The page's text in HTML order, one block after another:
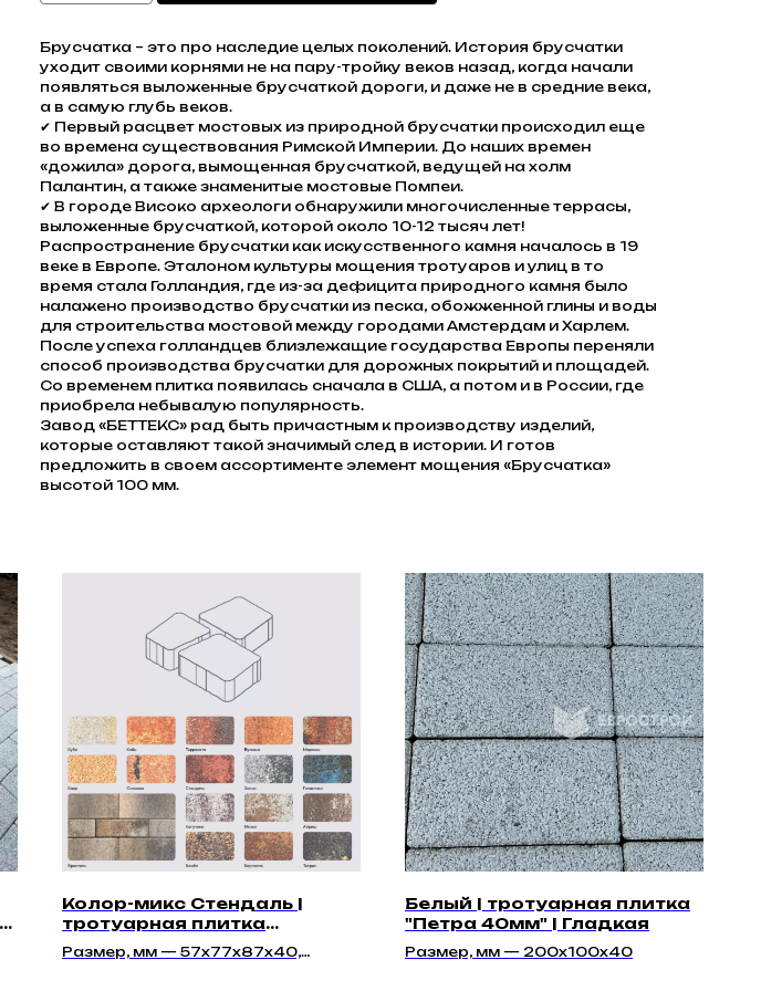
Брусчатка – это про наследие целых поколений. История брусчатки
уходит своими корнями не на пару-тройку веков назад, когда начали
появляться выложенные брусчаткой дороги, и даже не в средние века,
а в самую глубь веков.
✔ Первый расцвет мостовых из природной брусчатки происходил еще
во времена существования Римской Империи. До наших времен
«дожила» дорога, вымощенная брусчаткой, ведущей на холм
Палантин, а также знаменитые мостовые Помпеи.
✔ В городе Високо археологи обнаружили многочисленные террасы,
выложенные брусчаткой, которой около 10-12 тысяч лет!
Распространение брусчатки как искусственного камня началось в 19
веке в Европе. Эталоном культуры мощения тротуаров и улиц в то
время стала Голландия, где из-за дефицита природного камня было
налажено производство брусчатки из песка, обожженной глины и воды
для строительства мостовой между городами Амстердам и Харлем.
После успеха голландцев близлежащие государства Европы переняли
способ производства брусчатки для дорожных покрытий и площадей.
Со временем плитка появилась сначала в США, а потом и в России, где
приобрела небывалую популярность.
Завод «БЕТТЕКС» рад быть причастным к производству изделий,
которые оставляют такой значимый след в истории. И готов
предложить в своем ассортименте элемент мощения «Брусчатка»
высотой 100 мм.
Колор-микс Стендаль |
тротуарная плитка
"Квантум 40мм" | Гладкая
Размер, мм — 57х77х87х40,
Белый | тротуарная плитка
"Петра 40мм" | Гладкая
Размер, мм — 200x100x40